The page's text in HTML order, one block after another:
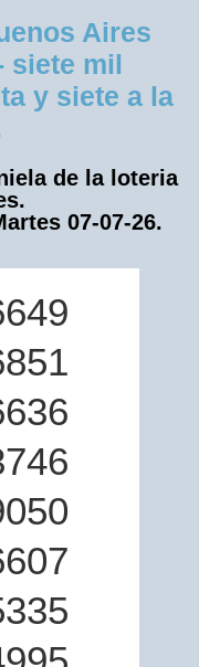
Aires
siete mil
y siete a la
de la loteria
07-07-26.